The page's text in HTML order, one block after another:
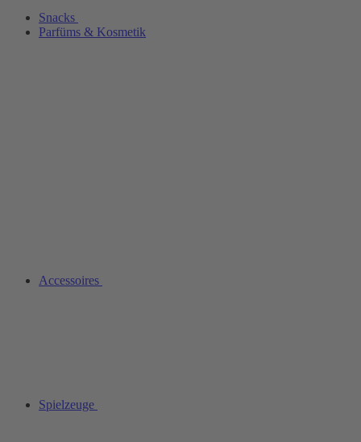
Snacks
Parfüms & Kosmetik
Accessoires
Spielzeuge